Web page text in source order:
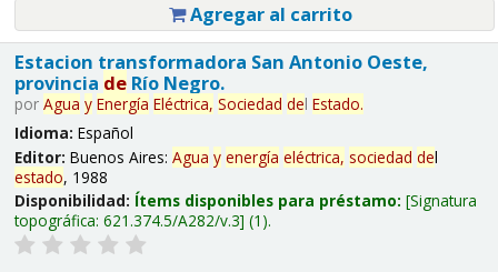
Agregar al carrito
Estacion transformadora San Antonio Oeste,
provincia deRío Negro.
por Agua y Energía Eléctrica, Sociedad del Estado.
Idioma: Español
Editor: Buenos Aires: Agua y energía eléctrica, sociedad del
estado, 1988
Disponibilidad: Ítems disponibles para préstamo: Signatura
topográfica: 621.374.5/A282/v.3 (1).